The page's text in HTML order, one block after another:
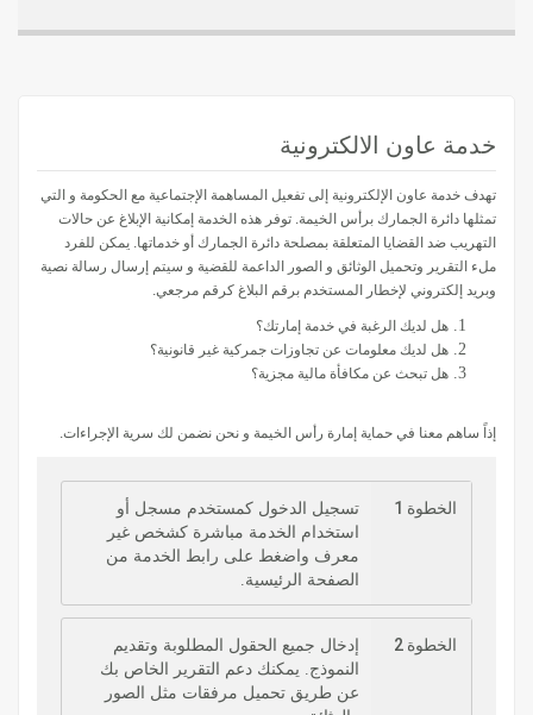
خدمة عاون الالكترونية
تهدف خدمة عاون الإلكترونية إلى تفعيل المساهمة الإجتماعية مع الحكومة و التي
تمثلها دائرة الجمارك برأس الخيمة. توفر هذه الخدمة إمكانية الإبلاغ عن حالات
التهريب ضد القضايا المتعلقة بمصلحة دائرة الجمارك أو خدماتها. يمكن للفرد
ملء التقرير وتحميل الوثائق و الصور الداعمة للقضية و سيتم إرسال رسالة نصية
وبريد إلكتروني لإخطار المستخدم برقم البلاغ كرقم مرجعي.
هل لديك الرغبة في خدمة إمارتك؟
هل لديك معلومات عن تجاوزات جمركية غير قانونية؟
هل تبحث عن مكافأة مالية مجزية؟
إذاً ساهم معنا في حماية إمارة رأس الخيمة و نحن نضمن لك سرية الإجراءات.
الخطوة 1
تسجيل الدخول كمستخدم مسجل أو
استخدام الخدمة مباشرة كشخص غير
معرف واضغط على رابط الخدمة من
الصفحة الرئيسية.
الخطوة 2
إدخال جميع الحقول المطلوبة وتقديم
النموذج. يمكنك دعم التقرير الخاص بك
عن طريق تحميل مرفقات مثل الصور